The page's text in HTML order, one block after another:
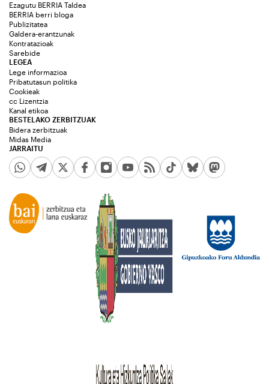
Ezagutu BERRIA Taldea
BERRIA berri bloga
Publizitatea
Galdera-erantzunak
Kontratazioak
Sarebide
JARRAITU
LEGEA
Lege informazioa
Pribatutasun politika
Cookieak
cc Lizentzia
Kanal etikoa
BESTELAKO ZERBITZUAK
Bidera zerbitzuak
Midas Media